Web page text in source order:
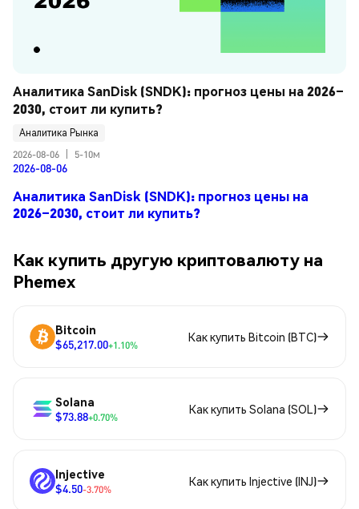
Аналитика SanDisk (SNDK): прогноз цены на 2026–
2030, стоит ли купить?
Аналитика Рынка
2026-08-06
5-10м
2026-08-06
Аналитика SanDisk (SNDK): прогноз цены на
2026–2030, стоит ли купить?
Как купить другую криптовалюту на
Phemex
Bitcoin
$65,217.00+1.10%
Как купить Bitcoin (BTC)
Solana
$73.88+0.70%
Как купить Solana (SOL)
Injective
$4.50-3.70%
Как купить Injective (INJ)